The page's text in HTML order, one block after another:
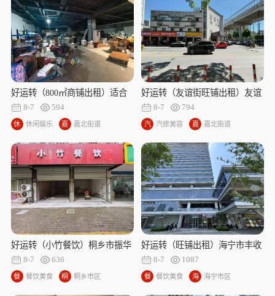
好运转（800㎡商铺出租）适合
棋牌、足浴店、台球厅、电竞网
咖、培训机构，等
8-7 594
休
娱
乐
休闲娱乐
嘉
街
道
嘉北街道
好运转（友谊街旺铺出租）友谊
街会养郎德汽车三间门面旺铺出
租可以分开出租
8-7 794
汽
美
容
汽修美容
嘉
街
道
嘉北街道
好运转（小竹餐饮）桐乡市振华
小区主街餐旺铺出租
8-7 636
餐
餐饮美食
桐
桐乡市区
好运转（旺铺出租）海宁市丰收
西路（总部大厦对面）河滨汇临
街商铺出租
8-7 1087
餐
餐饮美食
海
海宁市区